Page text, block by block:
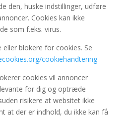
den, huske indstillinger, udføre
Cookies kan ikke
som f.eks. virus.
blokere for cookies. Se
cookiehandtering
cookies vil annoncer
for dig og optræde
risikere at websitet ikke
at der er indhold, du ikke kan få